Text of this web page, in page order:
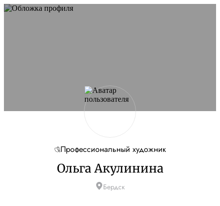
Профессиональный художник
Ольга Акулинина
Бердск